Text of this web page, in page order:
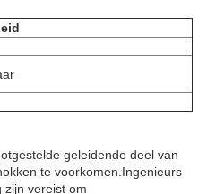
geleidende deel van
te voorkomen.Ingenieurs
zijn vereist om